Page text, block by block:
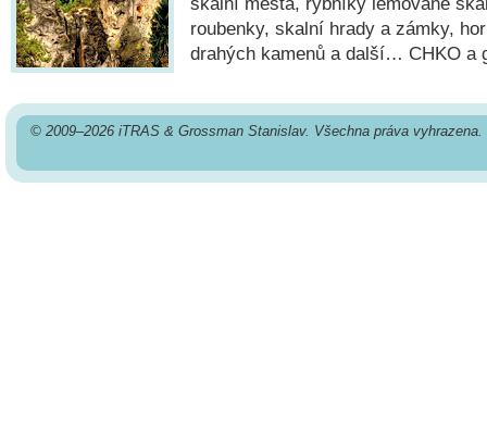
roubenky, skalní hrady a zámky,
drahých kamenů a další… CHKO a
© 2009–2026 iTRAS & Grossman Stanislav. Všechna práva vyhrazena.